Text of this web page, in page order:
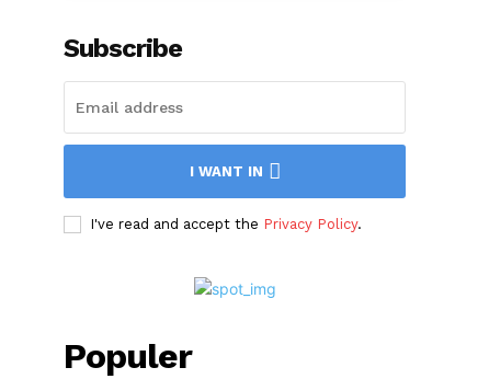
Subscribe
I WANT IN
I've read and accept the Privacy Policy.
Populer